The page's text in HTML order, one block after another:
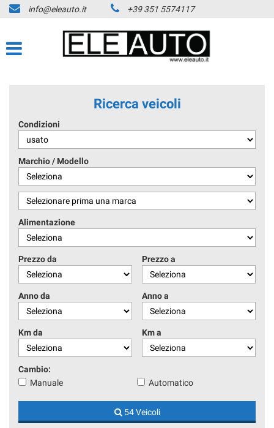
info@eleauto.it +39 351 5574117
Ricerca veicoli
Condizioni
Marchio / Modello
Alimentazione
Prezzo da Prezzo a
Anno da Anno a
Km da Km a
Cambio:
Manuale
Automatico
54 Veicoli